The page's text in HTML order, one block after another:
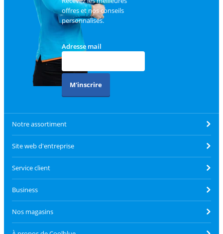
offres et nos conseils
personnalisés.
Adresse mail
M'inscrire
Notre assortiment
Site web d'entreprise
Service client
Business
Nos magasins